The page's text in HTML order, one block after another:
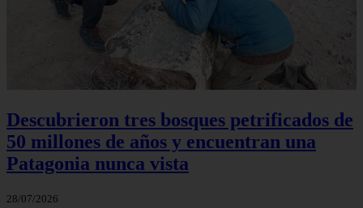
Descubrieron tres bosques petrificados de
50 millones de años y encuentran una
Patagonia nunca vista
28/07/2026